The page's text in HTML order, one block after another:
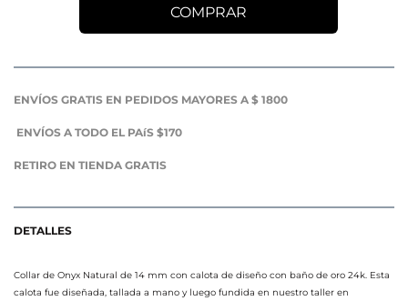
COMPRAR
ENVÍOS GRATIS EN PEDIDOS MAYORES A $ 1800
ENVÍOS A TODO EL PAíS $170
RETIRO EN TIENDA GRATIS
DETALLES
Collar de Onyx Natural de 14 mm con calota de diseño con baño de oro 24k . Esta
calota fue diseñada, tallada a mano y luego fundida en nuestro taller en